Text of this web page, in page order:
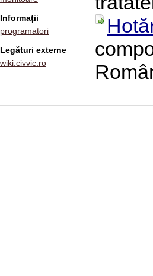
Informații
programatori
Legături externe
wiki.civvic.ro